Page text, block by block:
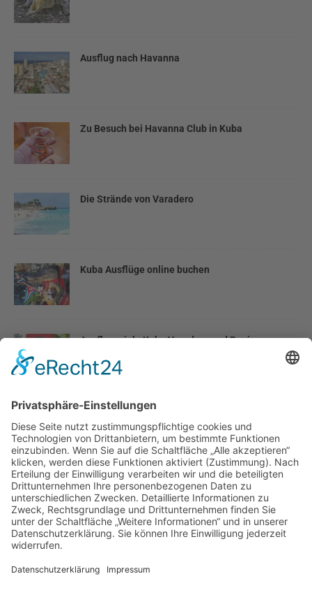
Ausflug nach Havanna
Zu Besuch bei Havanna Club in Kuba
Die Strände von Varadero
Kuba Ausflüge online buchen
Ausflugsziele Kuba Varadero und Region
Erschreckende Fakten zum sozialistischen Kuba
5-Sterne Melia Varadero Hotel in Kuba